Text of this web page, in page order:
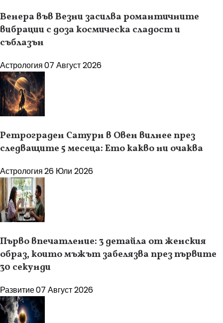
Венера във Везни засилва романтичните
вибрации с доза космическа сладост и
съблазън
Астрология07 Август 2026
Ретрограден Сатурн в Овен вилнее през
следващите 5 месеца: Ето какво ни очаква
Астрология26 Юли 2026
Първо впечатление: 3 детайла от женския
образ, които мъжът забелязва през първите
30 секунди
Развитие07 Август 2026